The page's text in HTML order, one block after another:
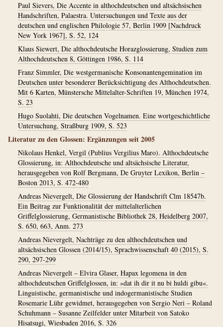
Paul Sievers, Die Accente in althochdeutschen und altsächsischen
Handschriften, Palaestra. Untersuchungen und Texte aus der
deutschen und englischen Philologie 57, Berlin 1909 [Nachdruck
New York 1967], S. 52, 124
Klaus Siewert, Die althochdeutsche Horazglossierung, Studien zum
Althochdeutschen 8, Göttingen 1986, S. 114
Franz Simmler, Die westgermanische Konsonantengemination im
Deutschen unter besonderer Berücksichtigung des Althochdeutschen.
Mit 6 Karten, Münstersche Mittelalter-Schriften 19, München 1974,
S. 23
Hugo Suolahti, Die deutschen Vogelnamen. Eine wortgeschichtliche
Untersuchung, Straßburg 1909, S. 523
Literatur zu den Glossen: Ergänzungen seit 2005
Nikolaus Henkel, Vergil (Publius Vergilius Maro). Althochdeutsche
Glossierung, in: Althochdeutsche und altsächsische Literatur,
herausgegeben von Rolf Bergmann, De Gruyter Lexikon, Berlin –
Boston 2013, S. 472-480
Andreas Nievergelt, Die Glossierung der Handschrift Clm 18547b.
Ein Beitrag zur Funktionalität der mittelalterlichen
Griffelglossierung, Germanistische Bibliothek 28, Heidelberg 2007,
S. 650, 663, Anm. 273
Andreas Nievergelt, Nachträge zu den althochdeutschen und
altsächsischen Glossen (2014/15), Sprachwissenschaft 40 (2015), S.
290, 297-299
Andreas Nievergelt – Elvira Glaser, Hapax legomena in den
althochdeutschen Griffelglossen, in: »dat ih dir it nu bi huldi gibu«.
Linguistische, germanistische und indogermanistische Studien
Rosemarie Lühr gewidmet, herausgegeben von Sergio Neri – Roland
Schuhmann – Susanne Zeilfelder unter Mitarbeit von Satoko
Hisatsugi, Wiesbaden 2016, S. 326